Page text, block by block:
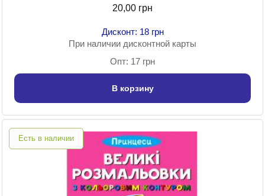
20,00 грн
Дисконт: 18 грн
При наличии дисконтной карты
Опт: 17 грн
В корзину
Есть в наличии